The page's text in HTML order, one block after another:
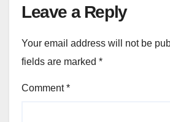
Leave a Reply
Your email address will not be
fields are marked *
Comment*